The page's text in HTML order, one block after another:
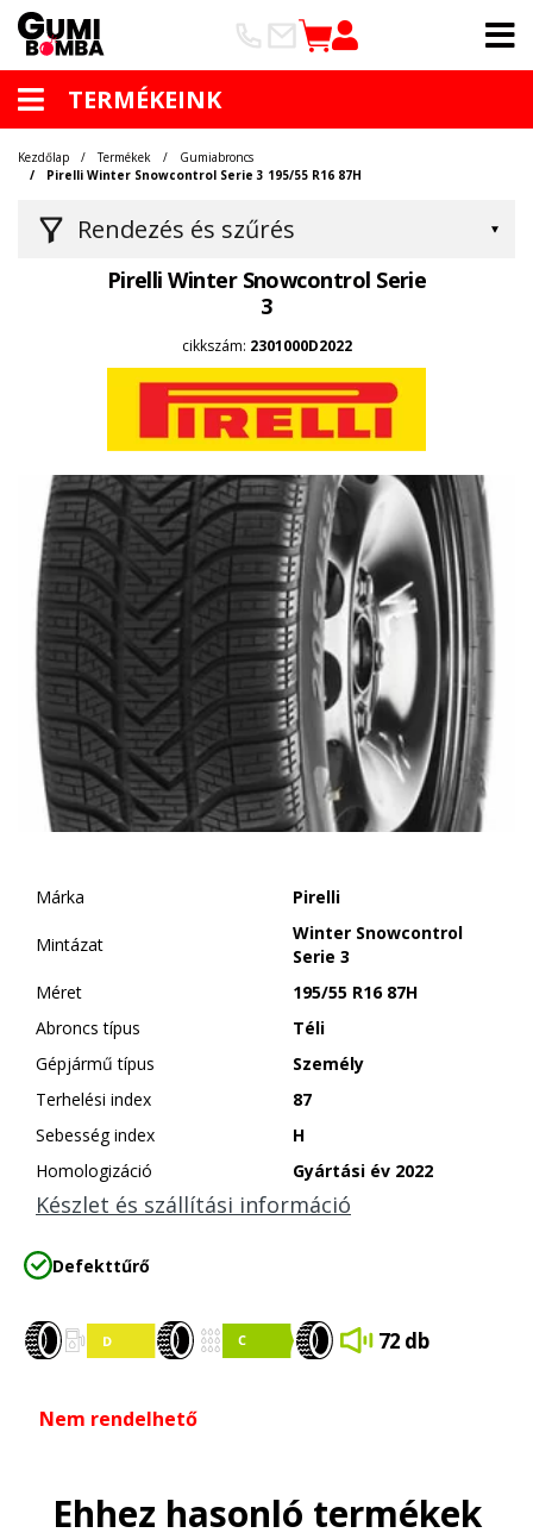
TERMÉKEINK
Rendezés és szűrés
Kezdőlap Termékek
Gumiabroncs
Pirelli Winter Snowcontrol Serie 3 195/55 R16 87H
Pirelli Winter Snowcontrol Serie
3
cikkszám: 2301000D2022
Márka Pirelli
Mintázat
Winter Snowcontrol
Serie 3
Méret
195/55 R16 87H
Abroncs típus
Téli
Gépjármű típus
Személy
Terhelési index
87
Sebesség index
H
Homologizáció
Gyártási év 2022
Készlet és szállítási információ
Defekttűrő
72 db
Nem rendelhető
Ehhez hasonló termékek